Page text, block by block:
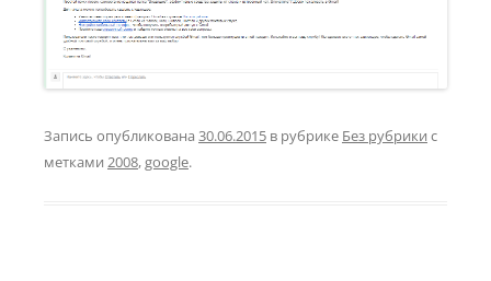
Запись опубликована 30.06.2015 в рубрике Без рубрики с
метками 2008,google.